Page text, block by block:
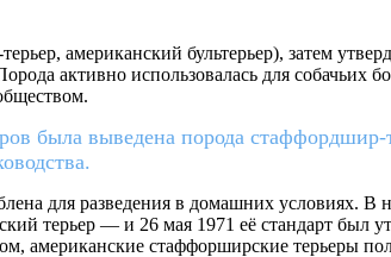
американский бультерьер), затем
активно использовалась для собачьих
была выведена порода
для разведения в домашних условиях. В
терьер — и 26 мая 1971 её стандарт был
американские стаффорширские терьеры